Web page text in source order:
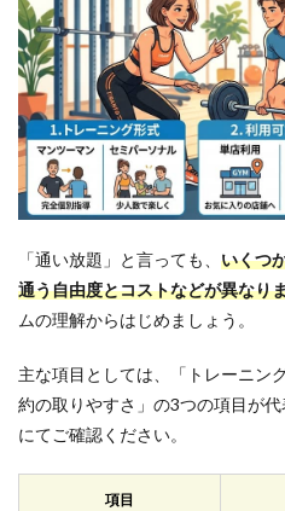
通い
放題
のメ
リッ
ト
1.2
通い
放題
メリ
ット
1.3
放題
で元
を取
るに
回通
「通い放題」と言っても、 いくつ
通う自由度とコストなどが異なり
ムの理解からはじめましょう。
主な項目としては、「トレーニン
約の取りやすさ」の3つの項目が
にてご確認ください。
項目